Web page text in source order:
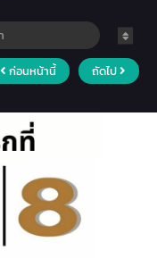
ก่อนหน้านี้ ถัดไป